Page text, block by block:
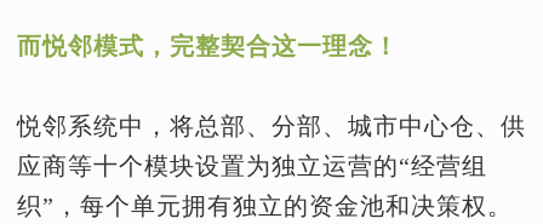
而悦邻模式，完整契合这一理念！
悦邻系统中，将总部、分部、城市中心仓、供
应商等十个模块设置为独立运营的“经营组
织”，每个单元拥有独立的资金池和决策权。